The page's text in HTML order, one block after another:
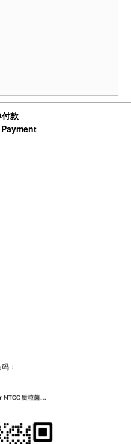
款
支付
：